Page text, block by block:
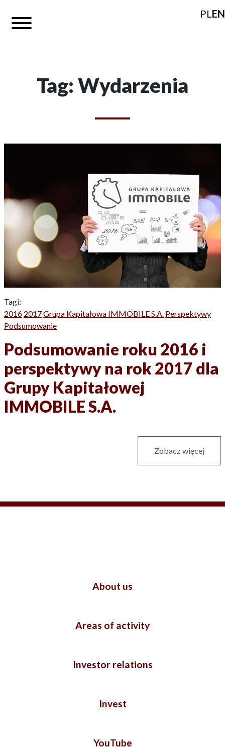
PLEN
Tag: Wydarzenia
Tagi:
2016 2017Grupa Kapitałowa IMMOBILE S.A. Perspektywy
Podsumowanie
Podsumowanie roku 2016 i
perspektywy na rok 2017 dla
Grupy Kapitałowej
IMMOBILE S.A.
Zobacz więcej
About us
Areas of activity
Investor relations
Invest
YouTube